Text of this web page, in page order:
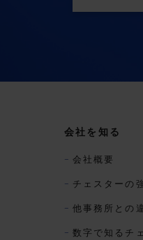
会社を知る
会社概要
チェスターの
他事務所との
数字で知るチ